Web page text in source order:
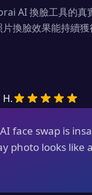
AI 換臉工具的真
換臉效果能持續獲
H.
face swap is
- my cosplay